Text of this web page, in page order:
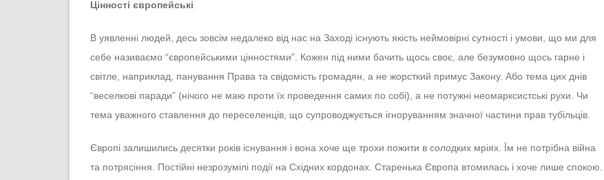
Цінності європейські
В уявленні людей, десь зовсім недалеко від нас на Заході існують якість неймовірні сутності і умови, що ми для
себе називаємо “європейськими цінностями”. Кожен під ними бачить щось своє, але безумовно щось гарне і
світле, наприклад, панування Права та свідомість громадян, а не жорсткий примус Закону. Або тема цих днів
“веселкові паради” (нічого не маю проти їх проведення самих по собі), а не потужні неомарксистські рухи. Чи
тема уважного ставлення до переселенців, що супроводжується ігноруванням значної частини прав тубільців.
Європі залишились десятки років існування і вона хоче ще трохи пожити в солодких мріях. Їм не потрібна війна
та потрясіння. Постійні незрозумілі події на Східних кордонах. Старенька Європа втомилась і хоче лише спокою.